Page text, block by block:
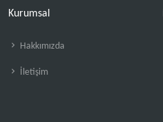
Kurumsal
Hakkımızda
İletişim